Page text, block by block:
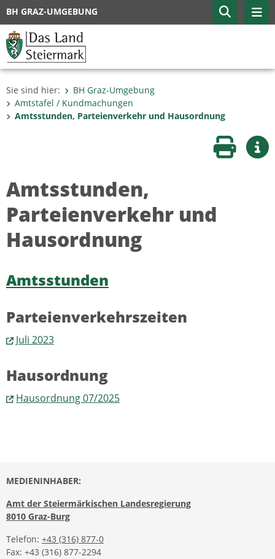
BH GRAZ-UMGEBUNG
Sie sind hier:
BH Graz-Umgebung
Amtstafel / Kundmachungen
Amtsstunden, Parteienverkehr und Hausordnung
Seite
Amtsstunden,
Parteienverkehr und
Hausordnung
Amtsstunden
Parteienverkehrszeiten
Juli 2023
Hausordnung
Hausordnung 07/2025
MEDIENINHABER:
Amt der Steiermärkischen Landesregierung
8010 Graz-Burg
Telefon: +43 (316) 877-0
Fax: +43 (316) 877-2294